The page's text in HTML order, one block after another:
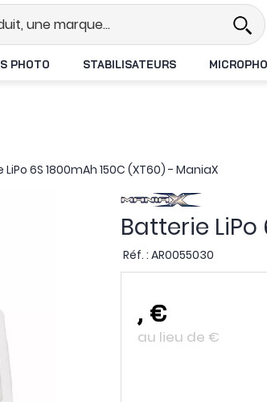
PHOTO STABILISATEURS
6S 1800mAh 150C (XT60) - ManiaX
Batterie LiPo
Réf. : AR0055030
, €
au lieu de €